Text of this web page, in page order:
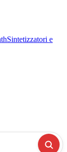
Sintetizzatori e